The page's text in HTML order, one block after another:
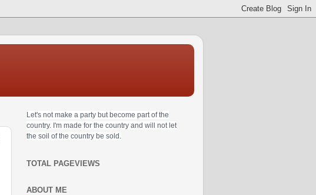
Let's not make a party but become part of the
country. I'm made for the country and will not let
the soil of the country be sold.
TOTAL PAGEVIEWS
ABOUT ME